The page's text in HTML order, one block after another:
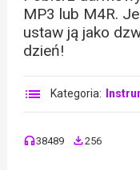
MP3 lub M4R.
ustaw ją jako
dzień!
Kategoria:
38489 256